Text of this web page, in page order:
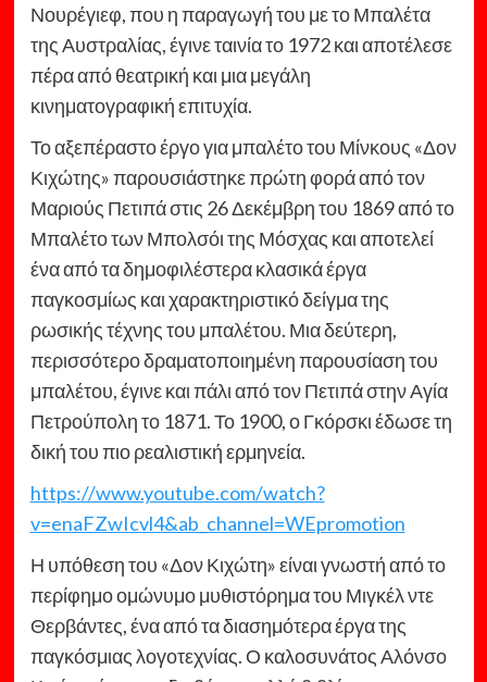
Νουρέγιεφ, που η παραγωγή του με το Μπαλέτα
της Αυστραλίας, έγινε ταινία το 1972 και αποτέλεσε
πέρα από θεατρική και μια μεγάλη
κινηματογραφική επιτυχία.
Το αξεπέραστο έργο για μπαλέτο του Μίνκους «Δον
Κιχώτης» παρουσιάστηκε πρώτη φορά από τον
Μαριούς Πετιπά στις 26 Δεκέμβρη του 1869 από το
Μπαλέτο των Μπολσόι της Μόσχας και αποτελεί
ένα από τα δημοφιλέστερα κλασικά έργα
παγκοσμίως και χαρακτηριστικό δείγμα της
ρωσικής τέχνης του μπαλέτου. Μια δεύτερη,
περισσότερο δραματοποιημένη παρουσίαση του
μπαλέτου, έγινε και πάλι από τον Πετιπά στην Αγία
Πετρούπολη το 1871. Το 1900, ο Γκόρσκι έδωσε τη
δική του πιο ρεαλιστική ερμηνεία.
https://www.youtube.com/watch?
v=enaFZwIcvl4&ab_channel=WEpromotion
Η υπόθεση του «Δον Κιχώτη» είναι γνωστή από το
περίφημο ομώνυμο μυθιστόρημα του Μιγκέλ ντε
Θερβάντες, ένα από τα διασημότερα έργα της
παγκόσμιας λογοτεχνίας. Ο καλοσυνάτος Αλόνσο